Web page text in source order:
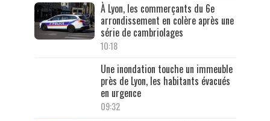
À Lyon, les commerçants du 6e
arrondissement en colère après une
série de cambriolages
10:18
Une inondation touche un immeuble
près de Lyon, les habitants évacués
en urgence
09:32